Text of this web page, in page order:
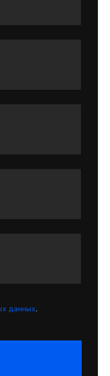
данных